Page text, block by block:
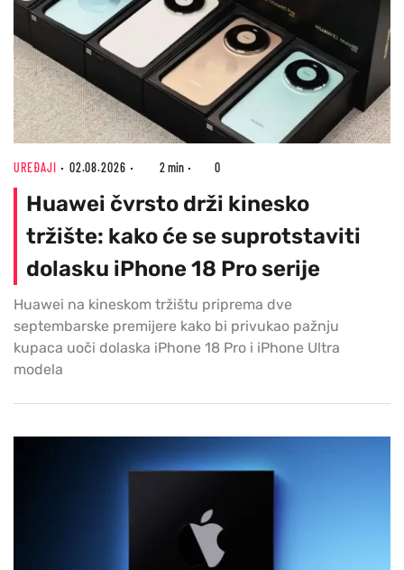
UREĐAJI 02.08.2026 2 min 0
Huawei čvrsto drži kinesko
tržište: kako će se suprotstaviti
dolasku iPhone 18 Pro serije
Huawei na kineskom tržištu priprema dve
septembarske premijere kako bi privukao pažnju
kupaca uoči dolaska iPhone 18 Pro i iPhone Ultra
modela